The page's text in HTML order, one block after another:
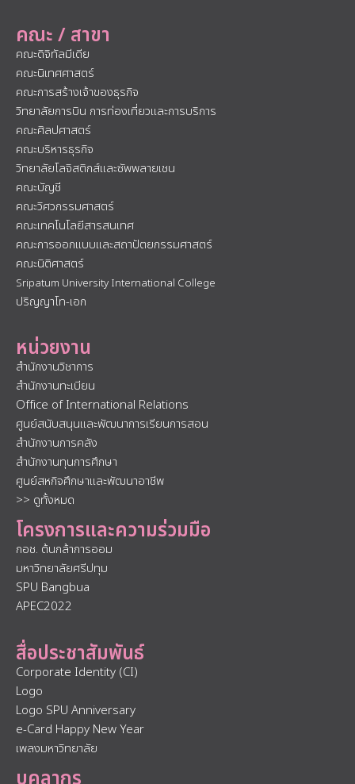
คณะ / สาขา
คณะดิจิทัลมีเดีย
คณะนิเทศศาสตร์
คณะการสร้างเจ้าของธุรกิจ
วิทยาลัยการบิน การท่องเที่ยวและการบริการ
คณะศิลปศาสตร์
คณะบริหารธุรกิจ
วิทยาลัยโลจิสติกส์และซัพพลายเชน
คณะบัญชี
คณะวิศวกรรมศาสตร์
คณะเทคโนโลยีสารสนเทศ
คณะการออกแบบและสถาปัตยกรรมศาสตร์
คณะนิติศาสตร์
Sripatum University International College
ปริญญาโท-เอก
หน่วยงาน
สำนักงานวิชาการ
สำนักงานทะเบียน
Office of International Relations
ศูนย์สนับสนุนและพัฒนาการเรียนการสอน
สำนักงานการคลัง
สำนักงานทุนการศึกษา
ศูนย์สหกิจศึกษาและพัฒนาอาชีพ
>> ดูทั้งหมด
โครงการและความร่วมมือ
กอช. ต้นกล้าการออม
มหาวิทยาลัยศรีปทุม
SPU Bangbua
APEC2022
สื่อประชาสัมพันธ์
Corporate Identity (CI)
Logo
Logo SPU Anniversary
e-Card Happy New Year
เพลงมหาวิทยาลัย